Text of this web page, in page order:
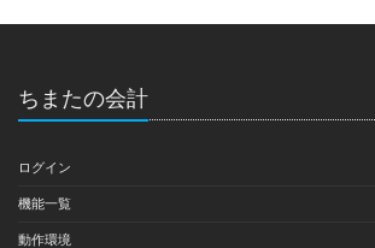
ちまたの会計
ログイン
機能一覧
動作環境